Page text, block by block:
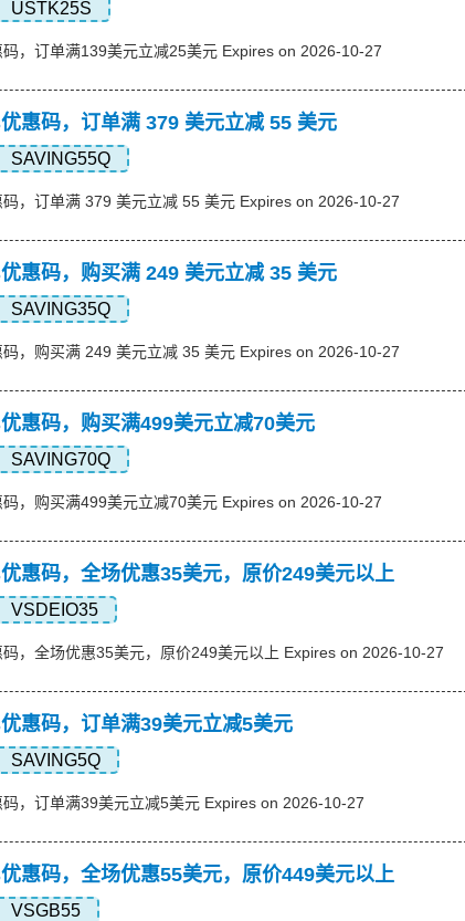
USTK25S
，订单满139美元立减25美元 Expires on 2026-10-27
惠码，订单满 379 美元立减 55 美元
SAVING55Q
，订单满 379 美元立减 55 美元 Expires on 2026-10-27
惠码，购买满 249 美元立减 35 美元
SAVING35Q
，购买满 249 美元立减 35 美元 Expires on 2026-10-27
惠码，购买满499美元立减70美元
SAVING70Q
，购买满499美元立减70美元 Expires on 2026-10-27
惠码，全场优惠35美元，原价249美元以上
VSDEIO35
，全场优惠35美元，原价249美元以上 Expires on 2026-10-27
惠码，订单满39美元立减5美元
SAVING5Q
，订单满39美元立减5美元 Expires on 2026-10-27
惠码，全场优惠55美元，原价449美元以上
VSGB55